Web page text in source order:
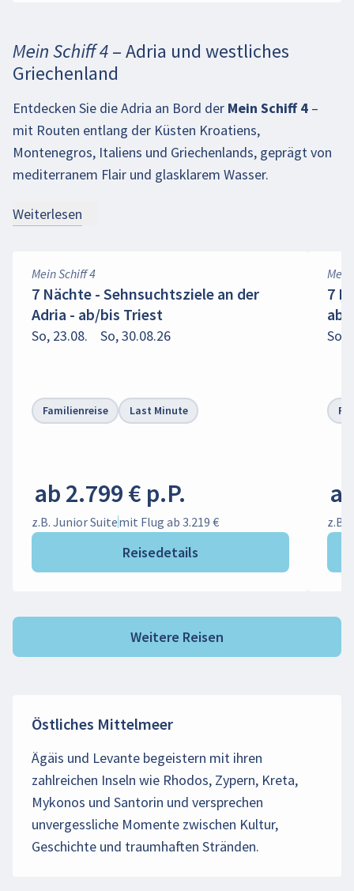
Mein Schiff 4 – Adria und westliches
Griechenland
Entdecken Sie die Adria an Bord der Mein Schiff 4 –
mit Routen entlang der Küsten Kroatiens,
Montenegros, Italiens und Griechenlands, geprägt von
mediterranem Flair und glasklarem Wasser.
Weiterlesen
Mein Schiff 4
7 Nächte - Sehnsuchtsziele an der
Adria - ab/bis Triest
So, 23.08. So, 30.08.26
Familienreise Last Minute
ab 2.799 € p.P.
z.B. Junior Suitemit Flug ab 3.219 €
Reisedetails
7
ab/
So,
z.B.
Weitere Reisen
Östliches Mittelmeer
Ägäis und Levante begeistern mit ihren
zahlreichen Inseln wie Rhodos, Zypern, Kreta,
Mykonos und Santorin und versprechen
unvergessliche Momente zwischen Kultur,
Geschichte und traumhaften Stränden.